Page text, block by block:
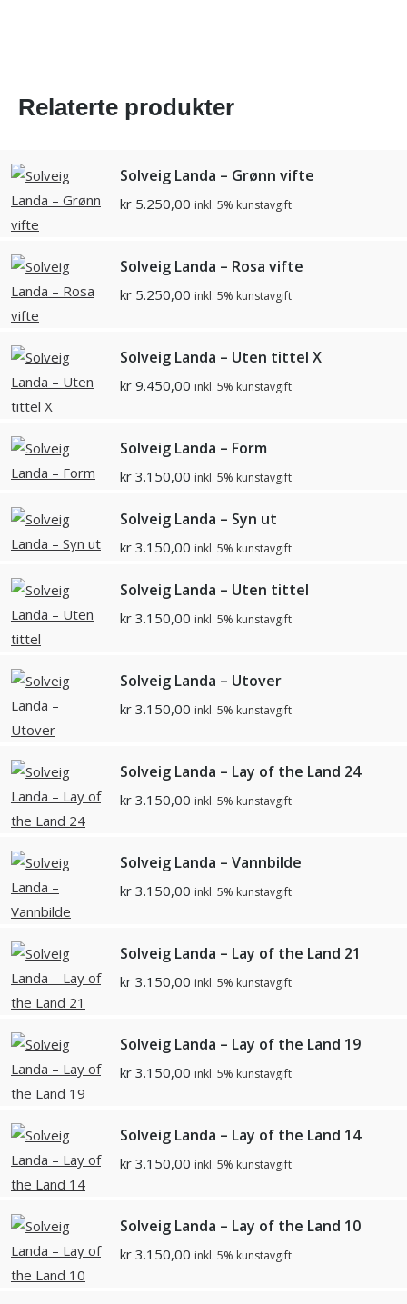
Relaterte produkter
Solveig Landa – Grønn vifte
kr 5.250,00 inkl. 5% kunstavgift
Solveig Landa – Rosa vifte
kr 5.250,00 inkl. 5% kunstavgift
Solveig Landa – Uten tittel X
kr 9.450,00 inkl. 5% kunstavgift
Solveig Landa – Form
kr 3.150,00 inkl. 5% kunstavgift
Solveig Landa – Syn ut
kr 3.150,00 inkl. 5% kunstavgift
Solveig Landa – Uten tittel
kr 3.150,00 inkl. 5% kunstavgift
Solveig Landa – Utover
kr 3.150,00 inkl. 5% kunstavgift
Solveig Landa – Lay of the Land 24
kr 3.150,00 inkl. 5% kunstavgift
Solveig Landa – Vannbilde
kr 3.150,00 inkl. 5% kunstavgift
Solveig Landa – Lay of the Land 21
kr 3.150,00 inkl. 5% kunstavgift
Solveig Landa – Lay of the Land 19
kr 3.150,00 inkl. 5% kunstavgift
Solveig Landa – Lay of the Land 14
kr 3.150,00 inkl. 5% kunstavgift
Solveig Landa – Lay of the Land 10
kr 3.150,00 inkl. 5% kunstavgift